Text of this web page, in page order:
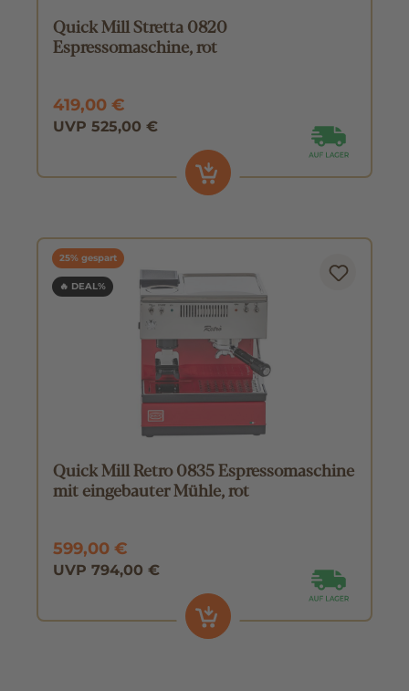
Quick Mill Stretta 0820
Espressomaschine, rot
419,00 €
UVP 525,00 €
25% gespart
🔥 DEAL%
Quick Mill Retro 0835 Espressomaschine
mit eingebauter Mühle, rot
599,00 €
UVP 794,00 €